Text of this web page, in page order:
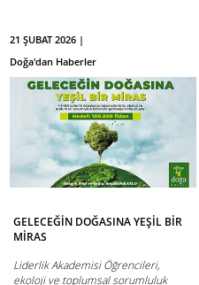
21 ŞUBAT 2026 |
Doğa'dan Haberler
GELECEĞİN DOĞASINA YEŞİL BİR
MİRAS
Liderlik Akademisi Öğrencileri,
ekoloji ve toplumsal sorumluluk